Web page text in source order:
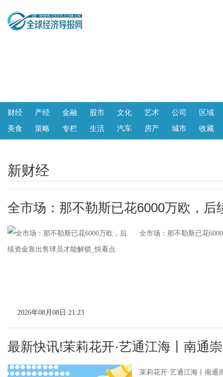
财经 产经 金融 股市 文化 艺术 公司
区域
美食
策略 专栏 生活 汽车 房产 城市 收藏
新财经
全市场：那不勒斯已花6000万欧，后
全市场：那不勒斯已花
2026年08月08日 21:23
最新快讯!茉莉花开·艺通江海丨南通
茉莉花开·艺通江海丨南通